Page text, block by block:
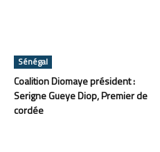
Sénégal
Coalition Diomaye président :
Serigne Gueye Diop, Premier de
cordée